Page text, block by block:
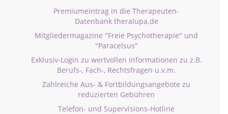
Premiumeintrag in die Therapeuten-
Datenbank theralupa.de
Mitgliedermagazine "Freie Psychotherapie" und
"Paracelsus"
Exklusiv-Login zu wertvollen Informationen zu z.B.
Berufs-, Fach-, Rechtsfragen u.v.m.
Zahlreiche Aus- & Fortbildungsangebote zu
reduzierten Gebühren
Telefon- und Supervisions-Hotline